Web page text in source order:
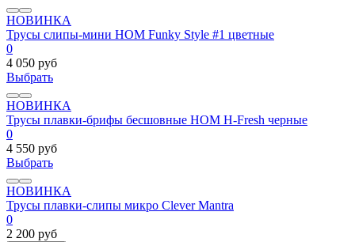
НОВИНКА
Трусы слипы-мини HOM Funky Style #1 цветные
0
4 050 руб
Выбрать
НОВИНКА
Трусы плавки-брифы бесшовные HOM H-Fresh черные
0
4 550 руб
Выбрать
НОВИНКА
Трусы плавки-слипы микро Clever Mantra
0
2 200 руб